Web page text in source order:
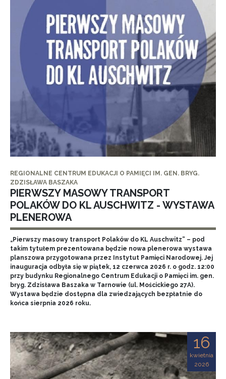
REGIONALNE CENTRUM EDUKACJI O PAMIĘCI IM. GEN. BRYG.
ZDZISŁAWA BASZAKA
PIERWSZY MASOWY TRANSPORT
POLAKÓW DO KL AUSCHWITZ - WYSTAWA
PLENEROWA
„Pierwszy masowy transport Polaków do KL Auschwitz” – pod
takim tytułem prezentowana będzie nowa plenerowa wystawa
planszowa przygotowana przez Instytut Pamięci Narodowej. Jej
inauguracja odbyła się w piątek, 12 czerwca 2026 r. o godz. 12:00
przy budynku Regionalnego Centrum Edukacji o Pamięci im. gen.
bryg. Zdzisława Baszaka w Tarnowie (ul. Mościckiego 27A).
Wystawa będzie dostępna dla zwiedzających bezpłatnie do
końca sierpnia 2026 roku.
16
kwietnia
2026